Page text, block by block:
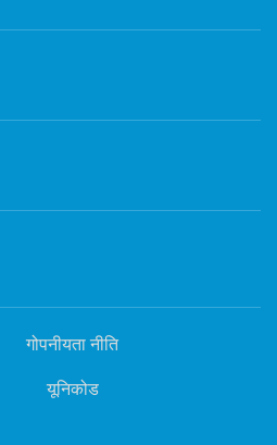
गोपनीयता नीति
यूनिकोड